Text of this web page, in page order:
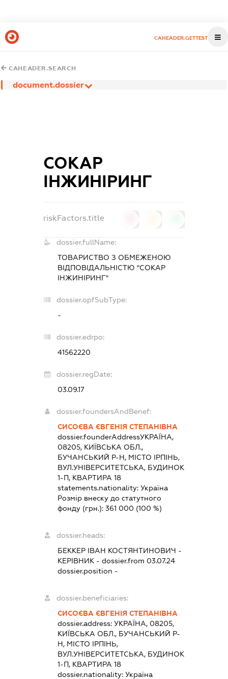
CAHEADER.GETTEST
CAHEADER.SEARCH
document.dossier
СОКАР
ІНЖИНІРИНГ
riskFactors.title
dossier.fullName:
ТОВАРИСТВО З ОБМЕЖЕНОЮ
ВІДПОВІДАЛЬНІСТЮ "СОКАР
ІНЖИНІРИНГ"
dossier.opfSubType:
-
dossier.edrpo:
41562220
dossier.regDate:
03.09.17
dossier.foundersAndBenef:
СИСОЄВА ЄВГЕНІЯ СТЕПАНІВНА
dossier.founderAddressУКРАЇНА,
08205, КИЇВСЬКА ОБЛ.,
БУЧАНСЬКИЙ Р-Н, МІСТО ІРПІНЬ,
ВУЛ.УНІВЕРСИТЕТСЬКА, БУДИНОК
1-П, КВАРТИРА 18
statements.nationality: Україна
Розмір внеску до статутного
фонду (грн.): 361 000 (100 %)
dossier.heads:
БЕККЕР ІВАН КОСТЯНТИНОВИЧ -
КЕРІВНИК - dossier.from 03.07.24
dossier.position -
dossier.beneficiaries:
СИСОЄВА ЄВГЕНІЯ СТЕПАНІВНА
dossier.address: УКРАЇНА, 08205,
КИЇВСЬКА ОБЛ., БУЧАНСЬКИЙ Р-
Н, МІСТО ІРПІНЬ,
ВУЛ.УНІВЕРСИТЕТСЬКА, БУДИНОК
1-П, КВАРТИРА 18
dossier.nationality: Україна